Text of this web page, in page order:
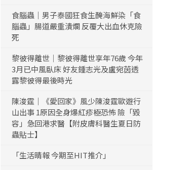
食腦蟲｜男子泰國狂食生醃海鮮染「食
腦蟲」腸道嚴重潰爛 反覆大出血休克險
死
黎彼得離世｜黎彼得離世享年76歲 今年
3月已中風臥床 好友鍾志光及盧宛茵透
露黎彼得最後時光
陳浚霆｜《愛回家》風少陳浚霆歐遊行
山出事 1原因全身爆紅疹極恐怖 險「毀
容」急回港求醫【附皮膚科醫生夏日防
蟲貼士】
「生活晴報 今期至HIT推介」